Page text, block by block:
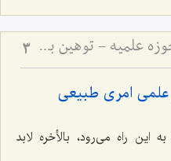
بسته بودن فضای حاکم بر حوزه علمیه - توهین به اولیاء و سکوت حوزه علمیّه 3
علمی امری طبیعی
راه می‌رود، بالأخره لابد